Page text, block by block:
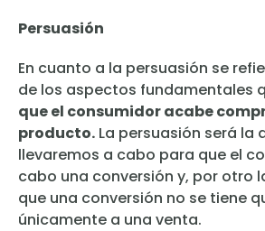
Persuasión
En cuanto a la persuasión se
de los aspectos fundamentales
que el consumidor acabe
producto. La persuasión será la
llevaremos a cabo para que el
cabo una conversión y, por otro
que una conversión no se tiene
únicamente a una venta.